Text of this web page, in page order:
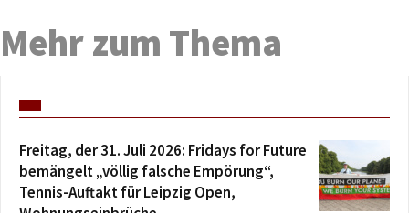
Mehr zum Thema
Freitag, der 31. Juli 2026: Fridays for Future
bemängelt „völlig falsche Empörung“,
Tennis-Auftakt für Leipzig Open,